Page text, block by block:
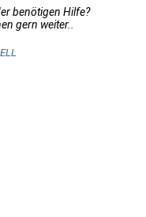
benötigen Hilfe?
gern weiter..